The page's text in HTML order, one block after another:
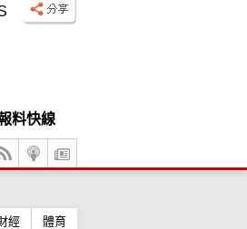
料快線
經 體育